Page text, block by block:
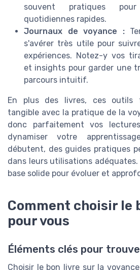
souvent pratiques
quotidiennes rapides.
Journaux de voyance :
s'avérer très utile pour
expériences. Notez-y vos
et insights pour garder une
parcours intuitif.
En plus des livres, ces outils
tangible avec la pratique de la
donc parfaitement vos
dynamiser votre
débutent, des guides pratiques
dans leurs utilisations adéquates.
base solide pour évoluer et
Comment choisir le
pour vous
Éléments clés pour
Choisir le bon livre sur la